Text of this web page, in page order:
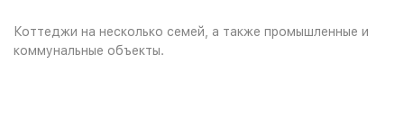
Коттеджи на несколько семей, а также промышленные и
коммунальные объекты.